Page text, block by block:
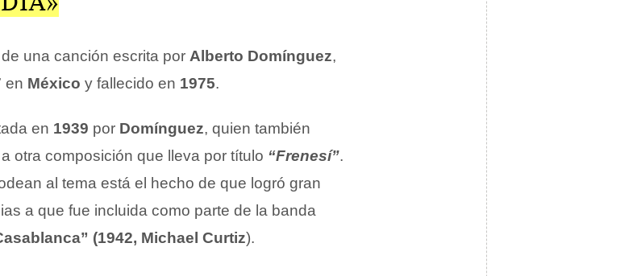
una canción escrita por Alberto Domínguez,
en México y fallecido en 1975.
en 1939 por Domínguez, quien también
otra composición que lleva por título “Frenesí”.
al tema está el hecho de que logró gran
a que fue incluida como parte de la banda
(1942, Michael Curtiz).